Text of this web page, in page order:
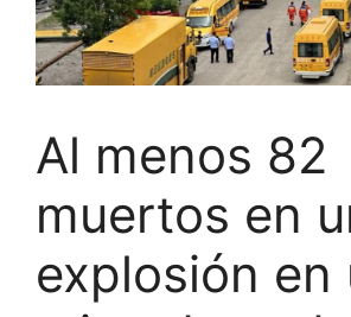
Al menos 82
muertos en
explosión en